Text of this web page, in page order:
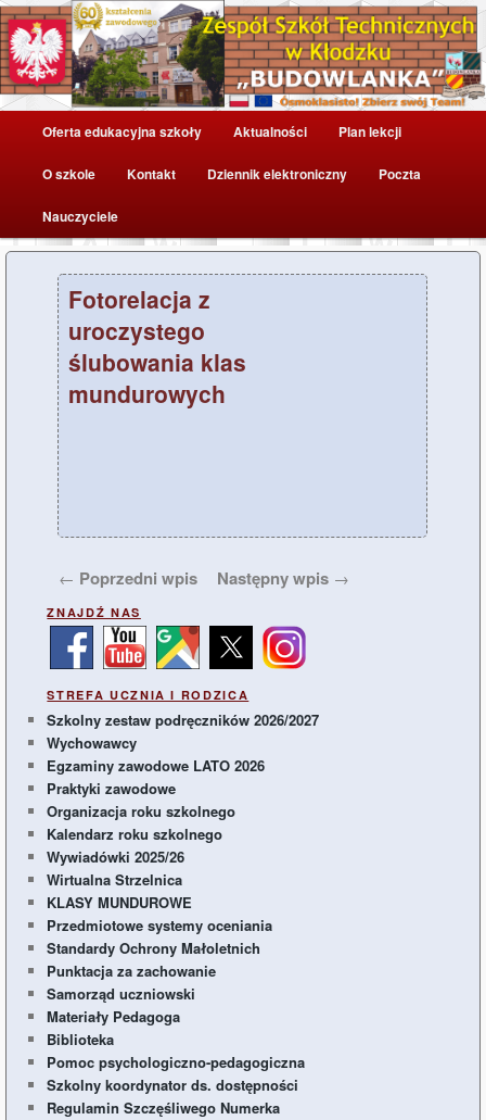
Zespół Szkół Technicznych w
Kłodzku
....Oficjalna strona ZST w Kłodzku (dawniej ZSP nr 1 w Kłodzku) –
Budowlanka
Przeskocz
do
tekstu
Oferta edukacyjna szkoły Aktualności Plan lekcji
O szkole Kontakt Dziennik elektroniczny Poczta
Nauczyciele
Fotorelacja z
uroczystego
ślubowania klas
mundurowych
wpisu
← Poprzedni wpis Następny wpis →
ZNAJDŹ NAS
STREFA UCZNIA I RODZICA
Szkolny zestaw podręczników 2026/2027
Wychowawcy
Egzaminy zawodowe LATO 2026
Praktyki zawodowe
Organizacja roku szkolnego
Kalendarz roku szkolnego
Wywiadówki 2025/26
Wirtualna Strzelnica
KLASY MUNDUROWE
Przedmiotowe systemy oceniania
Standardy Ochrony Małoletnich
Punktacja za zachowanie
Samorząd uczniowski
Materiały Pedagoga
Biblioteka
Pomoc psychologiczno-pedagogiczna
Szkolny koordynator ds. dostępności
Regulamin Szczęśliwego Numerka